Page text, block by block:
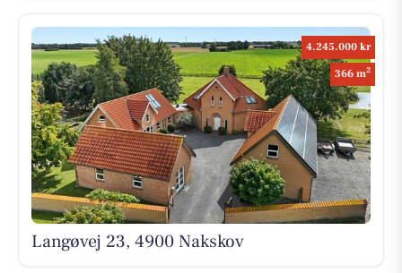
4.245.000 kr
366 m2
Langøvej 23, 4900 Nakskov